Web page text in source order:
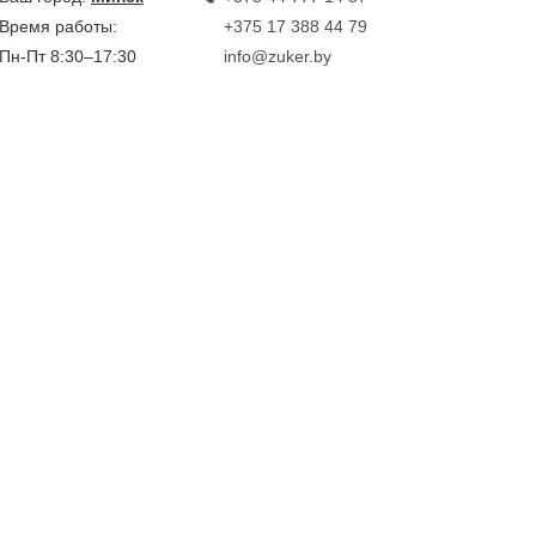
Время работы:
Пн-Пт 8:30–17:30
+375 17 388 44 79
info@zuker.by